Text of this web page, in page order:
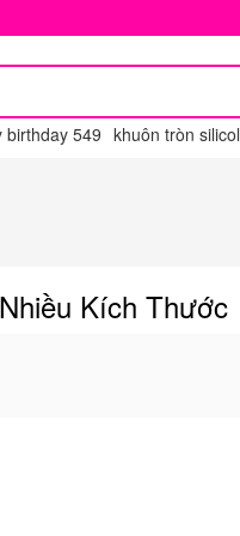
birthday 549 khuôn tròn silicol
Kích Thước